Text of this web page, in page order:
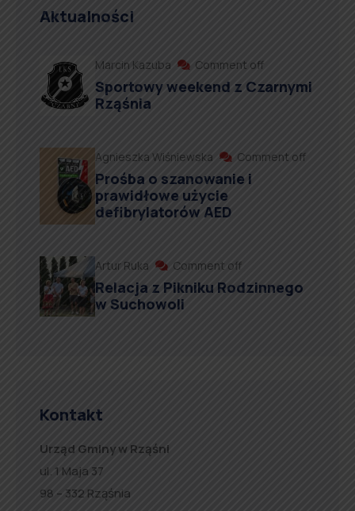
Aktualności
Marcin Kazuba Comment off
Sportowy weekend z Czarnymi
Rząśnia
Agnieszka Wiśniewska Comment off
Prośba o szanowanie i
prawidłowe użycie
defibrylatorów AED
Artur Ruka Comment off
Relacja z Pikniku Rodzinnego
w Suchowoli
Kontakt
Urząd Gminy w Rząśni
ul. 1 Maja 37
98 – 332 Rząśnia